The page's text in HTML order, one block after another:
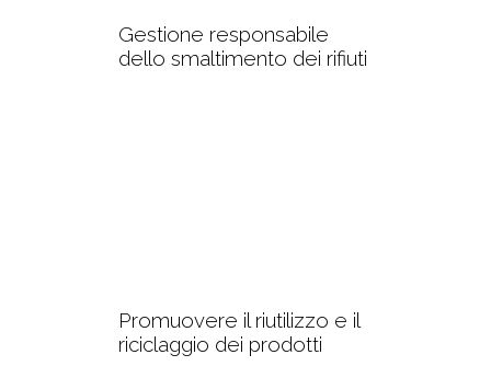
Gestione responsabile
dello smaltimento dei rifiuti
Promuovere il riutilizzo e il
riciclaggio dei prodotti